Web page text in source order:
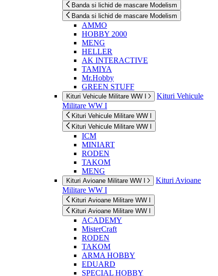
Banda si lichid de mascare Modelism
Banda si lichid de mascare Modelism
AMMO
HOBBY 2000
MENG
HELLER
AK INTERACTIVE
TAMIYA
Mr.Hobby
GREEN STUFF
Kituri Vehicule Militare WW I
Kituri Vehicule
Militare WW I
Kituri Vehicule Militare WW I
Kituri Vehicule Militare WW I
ICM
MINIART
RODEN
TAKOM
MENG
Kituri Avioane Militare WW I
Kituri Avioane
Militare WW I
Kituri Avioane Militare WW I
Kituri Avioane Militare WW I
ACADEMY
MisterCraft
RODEN
TAKOM
ARMA HOBBY
EDUARD
SPECIAL HOBBY